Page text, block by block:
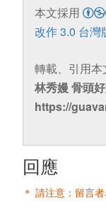
本文採用
改作 3.0 台灣
轉載、引用本
林秀嫚 骨頭
https://
回應
＊ 請注意：留言